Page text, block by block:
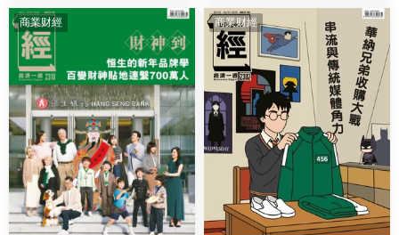
商業财經 商業财經